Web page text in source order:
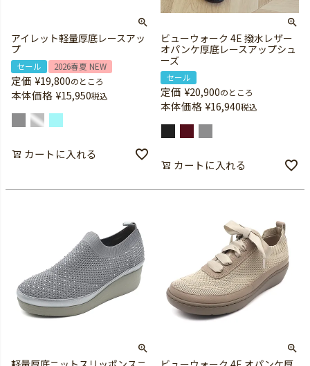
アイレット軽量厚底レースアッ
プ
セール 2026春夏 NEW
定価 ¥19,800のところ
本体価格 ¥15,950税込
カートに入れる
ビューウォーク 4E 撥水レザー
オパンケ厚底レースアップシュ
ーズ
セール
定価 ¥20,900のところ
本体価格 ¥16,940税込
カートに入れる